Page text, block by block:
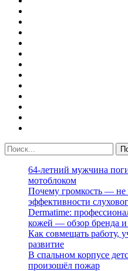
64-летний мужчина
мотоблоком
Почему громкость — не
эффективности
Dermatime:
кожей — обзор бренда и
Как совмещать работу,
развитие
В спальном корпусе
произошёл пожар